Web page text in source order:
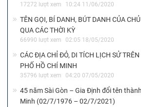
17272 lượt xem 10:24 11/06/2020
TÊN GỌI, BÍ DANH, BÚT DANH CỦA
QUA CÁC THỜI KỲ
66990 lượt xem 02:05 18/05/2020
CÁC ĐỊA CHỈ ĐỎ, DI TÍCH LỊCH SỬ
PHỐ HỒ CHÍ MINH
35796 lượt xem 04:20 07/05/2020
45 năm Sài Gòn – Gia Định đổi tên
Minh (02/7/1976 – 02/7/2021)